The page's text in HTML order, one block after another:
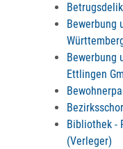
Bewerbung
Bewerbung
Ettlingen
Bibliothek -
(Verleger)